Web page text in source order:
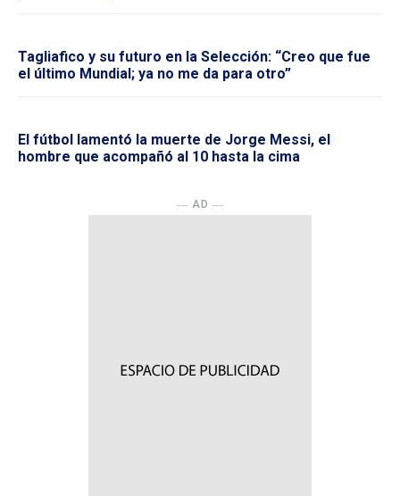
Tagliafico y su futuro en la Selección: “Creo que fue
el último Mundial; ya no me da para otro”
El fútbol lamentó la muerte de Jorge Messi, el
hombre que acompañó al 10 hasta la cima
― AD ―